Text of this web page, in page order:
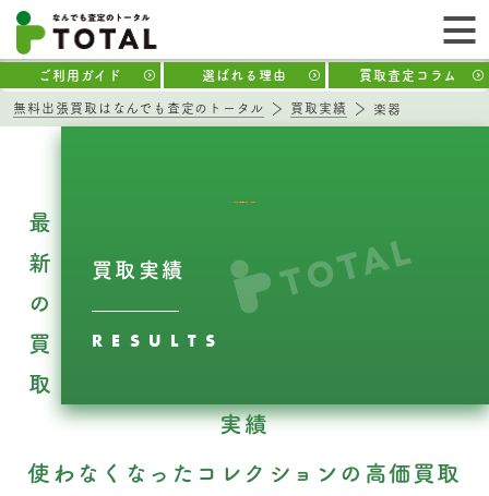
ご利用ガイド 選ばれる理由 買取査定コラム
無料出張買取はなんでも査定のトータル 買取実績 楽器
買取実績
RESULTS
最
新
の
買
取
実績
使わなくなったコレクションの高価買取